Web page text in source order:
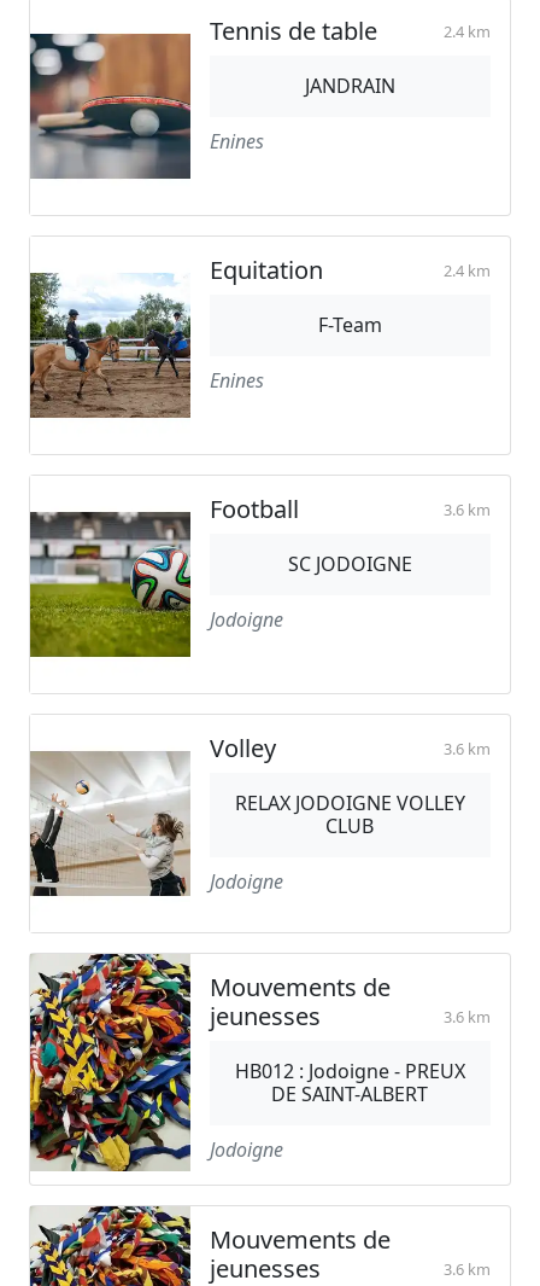
Tennis de table 2.4 km
JANDRAIN
Enines
Equitation 2.4 km
F-Team
Enines
Football 3.6 km
SC JODOIGNE
Jodoigne
Volley 3.6 km
RELAX JODOIGNE VOLLEY
CLUB
Jodoigne
Mouvements de
jeunesses
3.6 km
HB012 : Jodoigne - PREUX
DE SAINT-ALBERT
Jodoigne
Mouvements de
jeunesses
3.6 km